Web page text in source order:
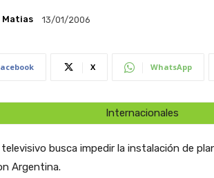
Matias 13/01/2006
X WhatsApp
Internacionales
televisivo busca impedir la instalación de
Argentina.